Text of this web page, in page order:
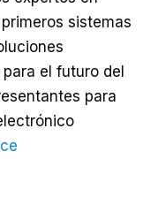
sistemas
el futuro del
para